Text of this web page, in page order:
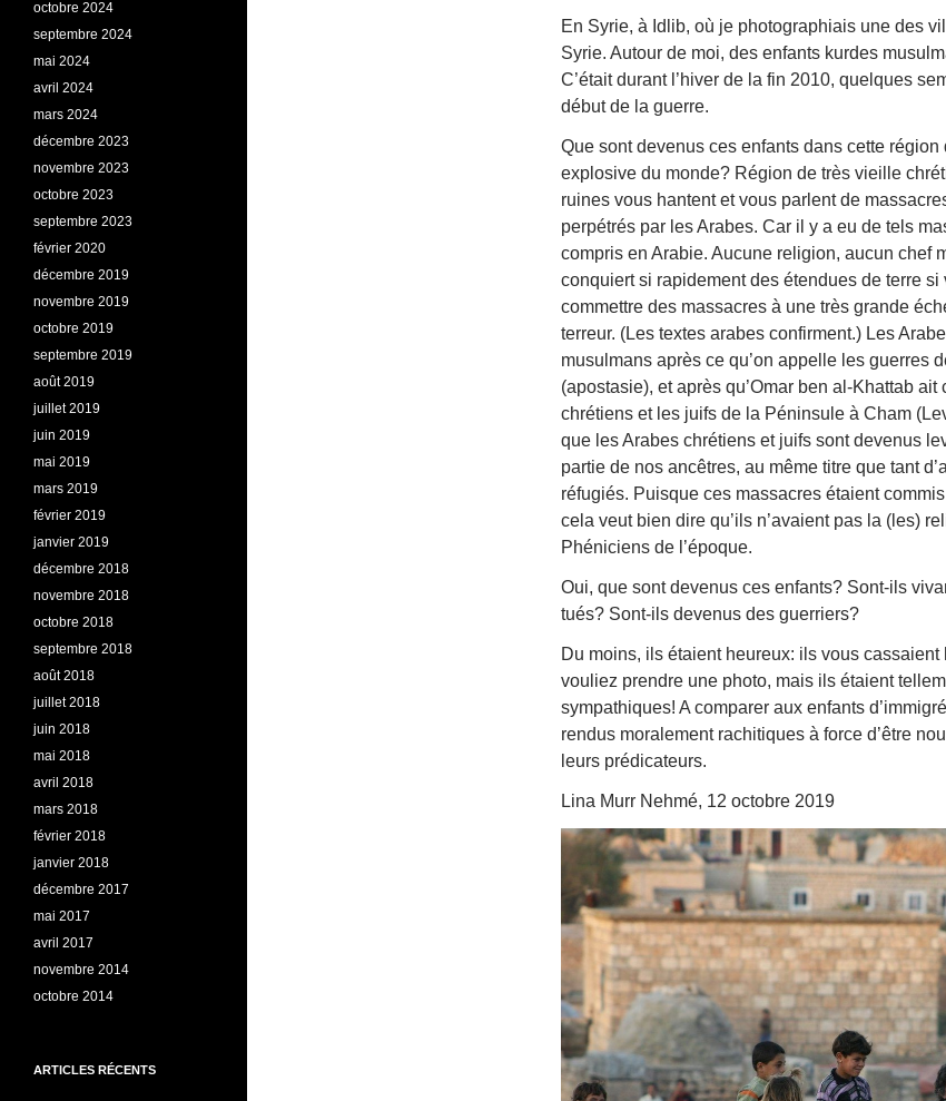
En Syrie, à Idlib, où je photographiais une des
Syrie. Autour de moi, des enfants kurdes
C’était durant l’hiver de la fin 2010, quelques
début de la guerre.
Que sont devenus ces enfants dans cette
explosive du monde? Région de très vieille
ruines vous hantent et vous parlent de
perpétrés par les Arabes. Car il y a eu de tels
compris en Arabie. Aucune religion, aucun chef
conquiert si rapidement des étendues de terre si
commettre des massacres à une très grande
terreur. (Les textes arabes confirment.) Les
musulmans après ce qu’on appelle les guerres
(apostasie), et après qu’Omar ben al-Khattab ait
chrétiens et les juifs de la Péninsule à Cham
que les Arabes chrétiens et juifs sont devenus
partie de nos ancêtres, au même titre que tant
réfugiés. Puisque ces massacres étaient
cela veut bien dire qu’ils n’avaient pas la (les)
Phéniciens de l’époque.
Oui, que sont devenus ces enfants? Sont-ils
tués? Sont-ils devenus des guerriers?
Du moins, ils étaient heureux: ils vous
vouliez prendre une photo, mais ils étaient
sympathiques! A comparer aux enfants
rendus moralement rachitiques à force d’être
leurs prédicateurs.
Lina Murr Nehmé, 12 octobre 2019
octobre 2024
septembre 2024
mai 2024
avril 2024
mars 2024
décembre 2023
novembre 2023
octobre 2023
septembre 2023
février 2020
décembre 2019
novembre 2019
octobre 2019
septembre 2019
août 2019
juillet 2019
juin 2019
mai 2019
mars 2019
février 2019
janvier 2019
décembre 2018
novembre 2018
octobre 2018
septembre 2018
août 2018
juillet 2018
juin 2018
mai 2018
avril 2018
mars 2018
février 2018
janvier 2018
décembre 2017
mai 2017
avril 2017
novembre 2014
octobre 2014
ARTICLES RÉCENTS